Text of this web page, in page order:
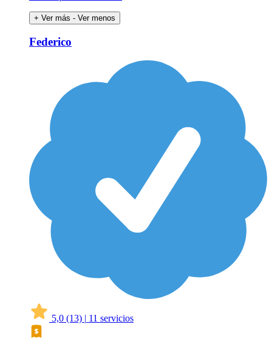
+ Ver más - Ver menos
Federico
5,0 (13) | 11 servicios